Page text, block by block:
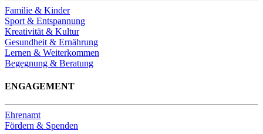
Familie & Kinder
Sport & Entspannung
Kreativität & Kultur
Gesundheit & Ernährung
Lernen & Weiterkommen
Begegnung & Beratung
ENGAGEMENT
Ehrenamt
Fördern & Spenden